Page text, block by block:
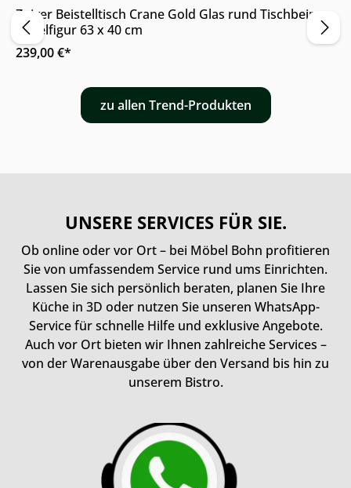
Zuiver Beistelltisch Crane Gold Glas rund Tischbein
Vogelfigur 63 x 40 cm
239,00 €*
zu allen Trend-Produkten
UNSERE SERVICES FÜR SIE.
Ob online oder vor Ort – bei Möbel Bohn profitieren
Sie von umfassendem Service rund ums Einrichten.
Lassen Sie sich persönlich beraten, planen Sie Ihre
Küche in 3D oder nutzen Sie unseren WhatsApp-
Service für schnelle Hilfe und exklusive Angebote.
Auch vor Ort bieten wir Ihnen zahlreiche Services –
von der Warenausgabe über den Versand bis hin zu
unserem Bistro.
Kategoriegalerie überspringen